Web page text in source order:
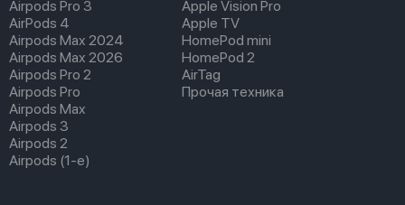
Airpods Pro 3
AirPods 4
Airpods Max 2024
Airpods Max 2026
Airpods Pro 2
Airpods Pro
Airpods Max
Airpods 3
Airpods 2
Airpods (1-е)
Apple Vision Pro
Apple TV
HomePod mini
HomePod 2
AirTag
Прочая техника